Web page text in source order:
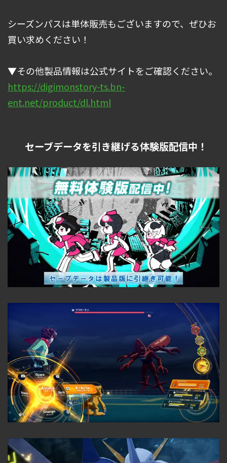
シーズンパスは単体販売もございますので、ぜひお
買い求めください！
▼その他製品情報は公式サイトをご確認ください。
https://digimonstory-ts.bn-
ent.net/product/dl.html
セーブデータを引き継げる体験版配信中！